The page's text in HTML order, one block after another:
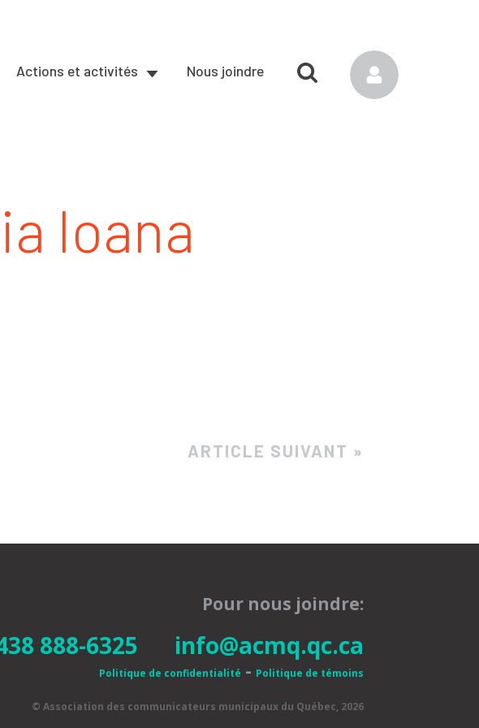
Actions et activités Nous joindre
Ioana
ARTICLE SUIVANT »
Pour nous joindre:
888-6325 info@acmq.qc.ca
Politique de confidentialité - Politique de témoins
© Association des communicateurs municipaux du Québec, 2026